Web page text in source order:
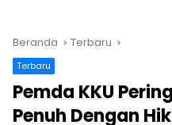
Beranda Terbaru
Terbaru
Pemda KKU
Penuh Dengan